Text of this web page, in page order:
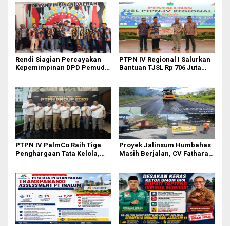
Rendi Siagian Percayakan
Kepemimpinan DPD Pemuda
PTPN IV Regional I Salurkan
Bantuan TJSL Rp 706 Juta
PTPN IV PalmCo Raih Tiga
Penghargaan Tata Kelola,
Proyek Jalinsum Humbahas
Masih Berjalan, CV Fathara